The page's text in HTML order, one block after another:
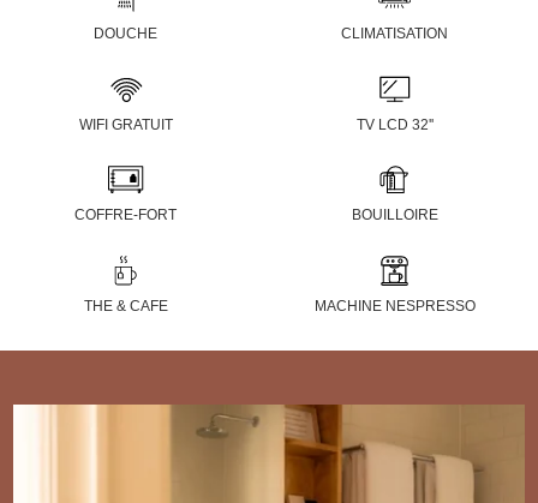
DOUCHE CLIMATISATION
WIFI GRATUIT TV LCD 32''
COFFRE-FORT BOUILLOIRE
THE & CAFE MACHINE NESPRESSO